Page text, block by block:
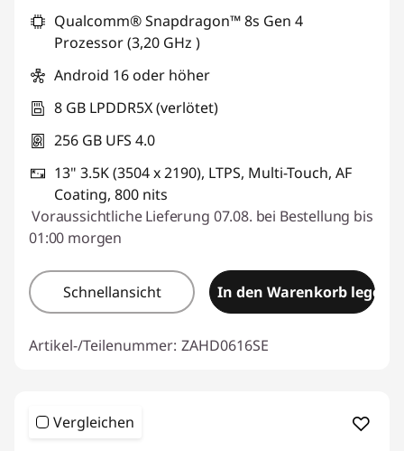
Qualcomm® Snapdragon™ 8s Gen 4
Prozessor (3,20 GHz )
Android 16 oder höher
8 GB LPDDR5X (verlötet)
256 GB UFS 4.0
13" 3.5K (3504 x 2190), LTPS, Multi-Touch, AF
Coating, 800 nits
Voraussichtliche Lieferung 07.08. bei Bestellung bis
01:00 morgen
Schnellansicht In den Warenkorb legen
Artikel-/Teilenummer: ZAHD0616SE
Vergleichen